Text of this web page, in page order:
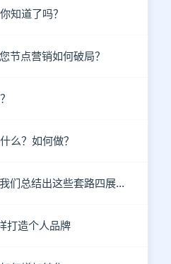
知道了吗？
节点营销如何破局？
么？如何做？
拆解了小红书500篇爆文，我们总结出这些套路四展场景
打造个人品牌